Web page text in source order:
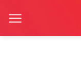
đến
nội